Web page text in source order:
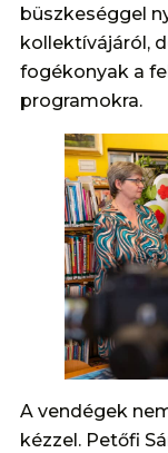
büszkeséggel
kollektívájáról,
fogékonyak a
programokra.
A vendégek
kézzel. Petőfi